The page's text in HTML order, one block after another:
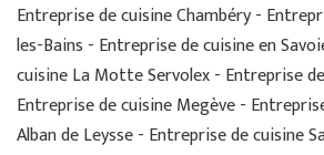
Entreprise de cuisine Chambéry -
les-Bains - Entreprise de cuisine en
cuisine La Motte Servolex - Entreprise
Entreprise de cuisine Megève -
Alban de Leysse - Entreprise de cuisine